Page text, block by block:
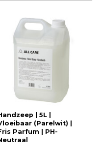
| 5L |
(Parelwit) |
Parfum | PH-